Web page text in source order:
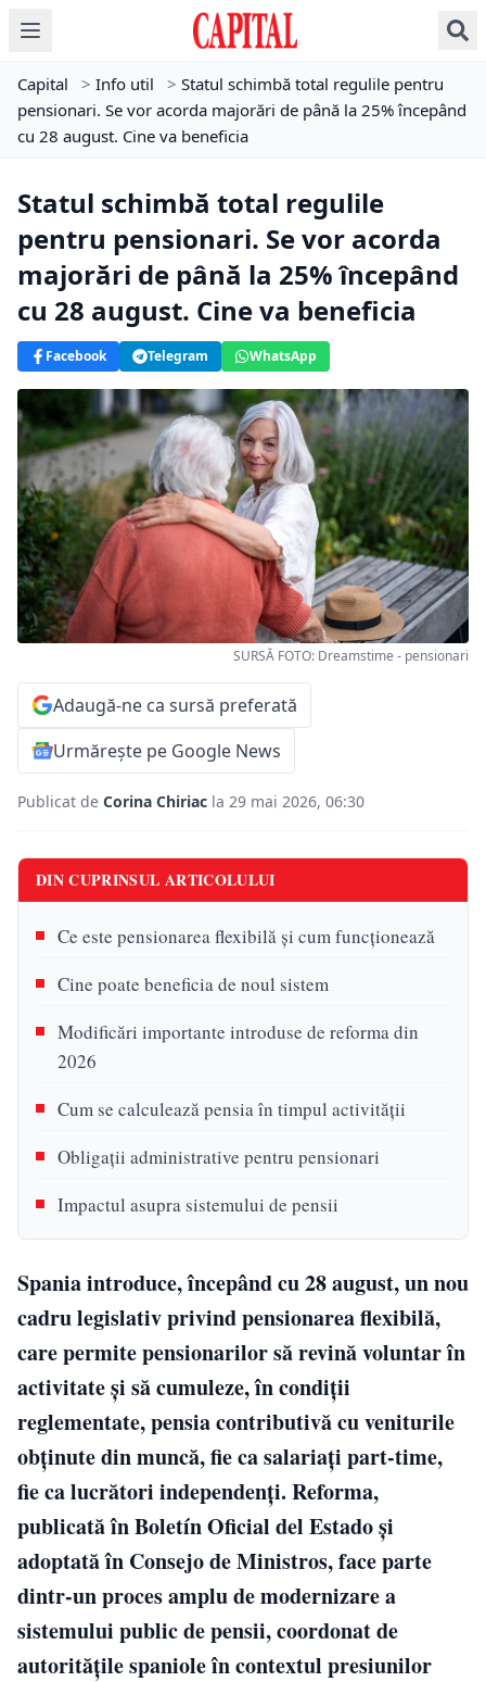
Capital > Info util > Statul schimbă total regulile pentru
pensionari. Se vor acorda majorări de până la 25% începând
cu 28 august. Cine va beneficia
Statul schimbă total regulile
pentru pensionari. Se vor acorda
majorări de până la 25% începând
cu 28 august. Cine va beneficia
Facebook Telegram WhatsApp
SURSĂ FOTO: Dreamstime - pensionari
Adaugă-ne ca sursă preferată
Urmărește pe Google News
Publicat de Corina Chiriac la 29 mai 2026, 06:30
DIN CUPRINSUL ARTICOLULUI
Ce este pensionarea flexibilă și cum funcționează
Cine poate beneficia de noul sistem
Modificări importante introduse de reforma din
2026
Cum se calculează pensia în timpul activității
Obligații administrative pentru pensionari
Impactul asupra sistemului de pensii
Spania introduce, începând cu 28 august, un nou
cadru legislativ privind pensionarea flexibilă,
care permite pensionarilor să revină voluntar în
activitate și să cumuleze, în condiții
reglementate, pensia contributivă cu veniturile
obținute din muncă, fie ca salariați part-time,
fie ca lucrători independenți. Reforma,
publicată în Boletín Oficial del Estado și
adoptată în Consejo de Ministros, face parte
dintr-un proces amplu de modernizare a
sistemului public de pensii, coordonat de
autoritățile spaniole în contextul presiunilor